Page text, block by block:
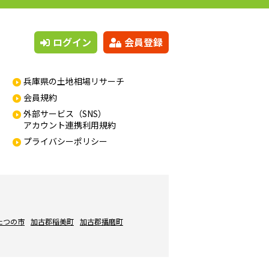
ログイン 会員登録
兵庫県の土地相場リサーチ
会員規約
外部サービス（SNS）
アカウント連携利用規約
プライバシーポリシー
つの市 加古郡稲美町 加古郡播磨町